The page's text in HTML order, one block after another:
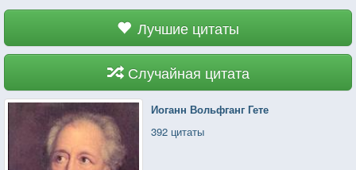
Лучшие цитаты
Случайная цитата
Иоганн Вольфганг Гете
392 цитаты